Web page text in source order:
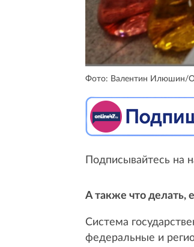
Фото: Валентин Илюшин/
Подписывайтесь на
А также что делать,
Система
федеральные и